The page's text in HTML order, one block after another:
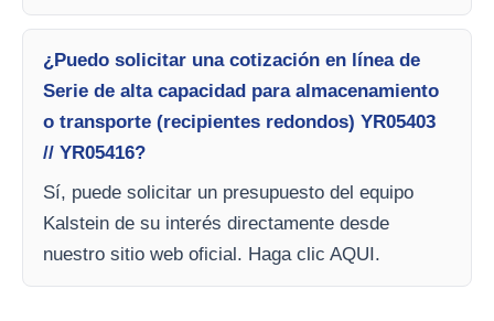
¿Puedo solicitar una cotización en línea de
Serie de alta capacidad para almacenamiento
o transporte (recipientes redondos) YR05403
// YR05416?
Sí, puede solicitar un presupuesto del equipo
Kalstein de su interés directamente desde
nuestro sitio web oficial. Haga clic AQUI.